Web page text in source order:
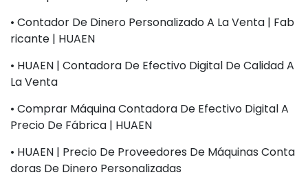
• Contador De Dinero Personalizado A La Venta | Fab
Ricante | HUAEN
• HUAEN | Contadora De Efectivo Digital De Calidad A
La Venta
• Comprar Máquina Contadora De Efectivo Digital A
Precio De Fábrica | HUAEN
• HUAEN | Precio De Proveedores De Máquinas Conta
Doras De Dinero Personalizadas